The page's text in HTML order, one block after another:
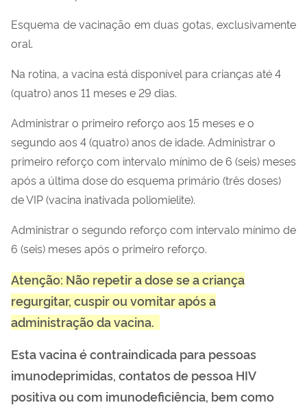
Esquema de vacinação em duas gotas, exclusivamente
oral.
Na rotina, a vacina está disponível para crianças até 4
(quatro) anos 11 meses e 29 dias.
Administrar o primeiro reforço aos 15 meses e o
segundo aos 4 (quatro) anos de idade. Administrar o
primeiro reforço com intervalo mínimo de 6 (seis) meses
após a última dose do esquema primário (três doses)
de VIP (vacina inativada poliomielite).
Administrar o segundo reforço com intervalo mínimo de
6 (seis) meses após o primeiro reforço.
Atenção: Não repetir a dose se a criança
regurgitar, cuspir ou vomitar após a
administração da vacina.
Esta vacina é contraindicada para pessoas
imunodeprimidas, contatos de pessoa HIV
positiva ou com imunodeficiência, bem como